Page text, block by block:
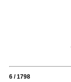
6 / 1798